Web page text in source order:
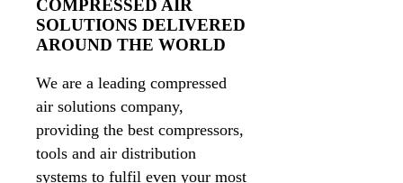
COMPRESSED AIR
SOLUTIONS DELIVERED
AROUND THE WORLD
We are a leading compressed
air solutions company,
providing the best compressors,
tools and air distribution
systems to fulfil even your most